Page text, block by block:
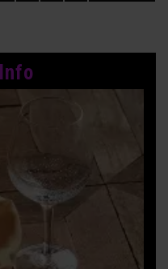
Info